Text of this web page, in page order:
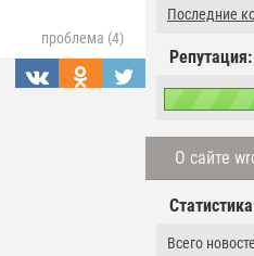
Последние
Репутация:
О сайте
Всего
проблема (4)